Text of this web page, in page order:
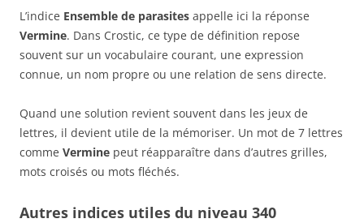
L’indice Ensemble de parasites appelle ici la réponse
Vermine. Dans Crostic, ce type de définition repose
souvent sur un vocabulaire courant, une expression
connue, un nom propre ou une relation de sens directe.
Quand une solution revient souvent dans les jeux de
lettres, il devient utile de la mémoriser. Un mot de 7 lettres
comme Vermine peut réapparaître dans d’autres grilles,
mots croisés ou mots fléchés.
Autres indices utiles du niveau 340